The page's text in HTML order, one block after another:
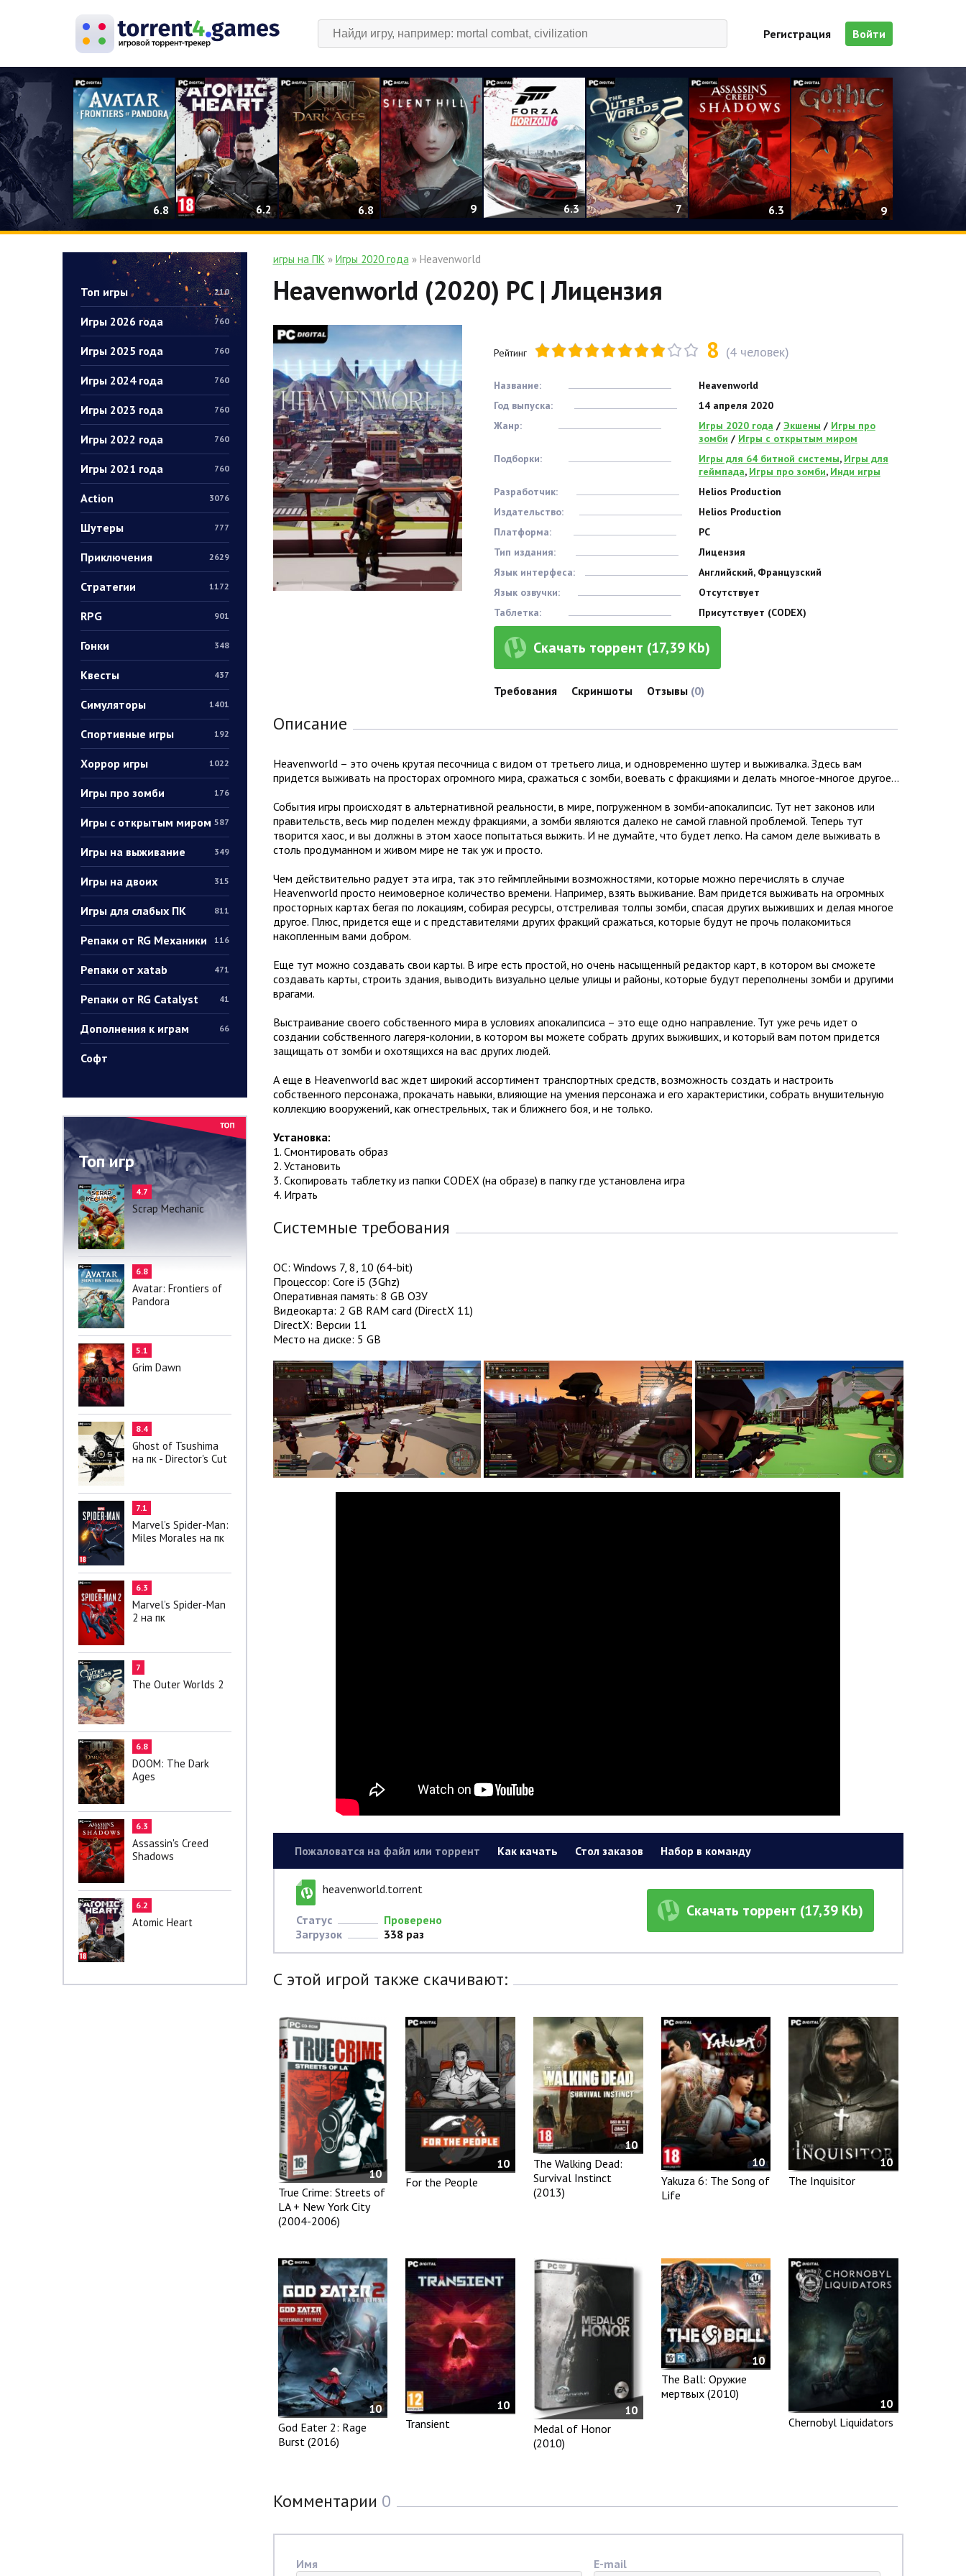
Регистрация Войти
6.8 6.2 6.8 9 6.3 7 6.3 9
Топ игры 210
Игры 2026 года 760
Игры 2025 года 760
Игры 2024 года 760
Игры 2023 года 760
Игры 2022 года 760
Игры 2021 года 760
Action 3076
Шутеры 777
Приключения 2629
Стратегии 1172
RPG 901
Гонки 348
Квесты 437
Симуляторы 1401
Спортивные игры 192
Хоррор игры 1022
Игры про зомби 176
Игры с открытым миром 587
Игры на выживание 349
Игры на двоих 315
Игры для слабых ПК 811
Репаки от RG Механики 116
Репаки от xatab 471
Репаки от RG Catalyst 41
Дополнения к играм 66
Софт
Топ игр
4.7
Scrap Mechanic
6.8
Avatar: Frontiers of
Pandora
5.1
Grim Dawn
8.4
Ghost of Tsushima
на пк - Director's Cut
7.1
Marvel’s Spider-Man:
Miles Morales на пк
6.3
Marvel’s Spider-Man
2 на пк
7
The Outer Worlds 2
6.8
DOOM: The Dark
Ages
6.3
Assassin's Creed
Shadows
6.2
Atomic Heart
игры на ПК » Игры 2020 года» Heavenworld
Heavenworld (2020) PC | Лицензия
Рейтинг 8 (4человек)
Название:
Heavenworld
Год выпуска:
14 апреля 2020
Жанр:
Игры 2020 года / Экшены / Игры про
зомби / Игры с открытым миром
Подборки:
Игры для 64 битной системы, Игры для
геймпада, Игры про зомби, Инди игры
Разработчик:
Helios Production
Издательство:
Helios Production
Платформа:
PC
Тип издания:
Лицензия
Язык интерфеса:
Английский, Французский
Язык озвучки:
Отсутствует
Таблетка:
Присутствует (CODEX)
Скачать торрент (17,39 Kb)
Требования Скриншоты Отзывы (0)
Описание
Heavenworld – это очень крутая песочница с видом от третьего лица, и одновременно шутер и выживалка. Здесь вам
придется выживать на просторах огромного мира, сражаться с зомби, воевать с фракциями и делать многое-многое другое…
События игры происходят в альтернативной реальности, в мире, погруженном в зомби-апокалипсис. Тут нет законов или
правительств, весь мир поделен между фракциями, а зомби являются далеко не самой главной проблемой. Теперь тут
творится хаос, и вы должны в этом хаосе попытаться выжить. И не думайте, что будет легко. На самом деле выживать в
столь продуманном и живом мире не так уж и просто.
Чем действительно радует эта игра, так это геймплейными возможностями, которые можно перечислять в случае
Heavenworld просто неимоверное количество времени. Например, взять выживание. Вам придется выживать на огромных
просторных картах бегая по локациям, собирая ресурсы, отстреливая толпы зомби, спасая других выживших и делая многое
другое. Плюс, придется еще и с представителями других фракций сражаться, которые будут не прочь полакомиться
накопленным вами добром.
Еще тут можно создавать свои карты. В игре есть простой, но очень насыщенный редактор карт, в котором вы сможете
создавать карты, строить здания, выводить визуально целые улицы и районы, которые будут переполнены зомби и другими
врагами.
Выстраивание своего собственного мира в условиях апокалипсиса – это еще одно направление. Тут уже речь идет о
создании собственного лагеря-колонии, в котором вы можете собрать других выживших, и который вам потом придется
защищать от зомби и охотящихся на вас других людей.
А еще в Heavenworld вас ждет широкий ассортимент транспортных средств, возможность создать и настроить
собственного персонажа, прокачать навыки, влияющие на умения персонажа и его характеристики, собрать внушительную
коллекцию вооружений, как огнестрельных, так и ближнего боя, и не только.
Установка:
1. Смонтировать образ
2. Установить
3. Скопировать таблетку из папки CODEX (на образе) в папку где установлена игра
4. Играть
Системные требования
ОС: Windows 7, 8, 10 (64-bit)
Процессор: Core i5 (3Ghz)
Оперативная память: 8 GB ОЗУ
Видеокарта: 2 GB RAM card (DirectX 11)
DirectX: Версии 11
Место на диске: 5 GB
Пожаловатся на файл или торрент Как качать Стол заказов Набор в команду
heavenworld.torrent
Статус
Проверено
Загрузок
338 раз
Скачать торрент (17,39 Kb)
С этой игрой также скачивают:
10
True Crime: Streets of
LA + New York City
(2004-2006)
10
For the People
10
The Walking Dead:
Survival Instinct
(2013)
10
Yakuza 6: The Song of
Life
10
The Inquisitor
10
God Eater 2: Rage
Burst (2016)
10
Transient
10
Medal of Honor
(2010)
10
The Ball: Оружие
мертвых (2010)
10
Chernobyl Liquidators
Комментарии 0
Имя E-mail